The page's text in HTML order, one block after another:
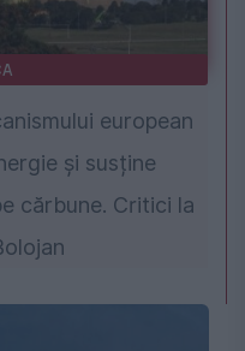
european
și susține
cărbune. Critici la